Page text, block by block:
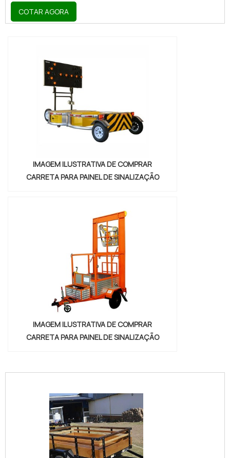
mercado. Elaborando uma cotação na
vitrine que se chama Soluções Industriais e
SOBRE ONDE COMPRAR CARRETINHA
REBOQUE DIESELQuem pesquisa na
internet por onde comprar carretinha
reboque diesel comprometedora com os
serviços , vai até o site da Nami Solucoes .
Empre...
COTAR AGORA
IMAGEM ILUSTRATIVA DE COMPRAR
CARRETA PARA PAINEL DE SINALIZAÇÃO
IMAGEM ILUSTRATIVA DE COMPRAR
CARRETA PARA PAINEL DE SINALIZAÇÃO